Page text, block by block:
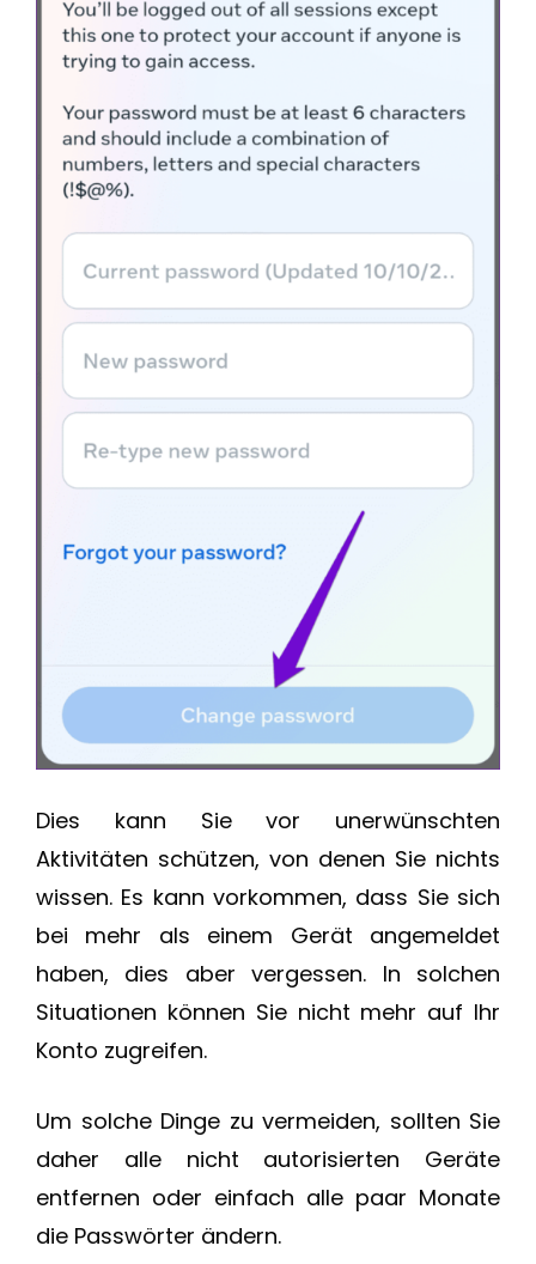
Dies kann Sie vor unerwünschten
Aktivitäten schützen, von denen Sie nichts
wissen. Es kann vorkommen, dass Sie sich
bei mehr als einem Gerät angemeldet
haben, dies aber vergessen. In solchen
Situationen können Sie nicht mehr auf Ihr
Konto zugreifen.
Um solche Dinge zu vermeiden, sollten Sie
daher alle nicht autorisierten Geräte
entfernen oder einfach alle paar Monate
die Passwörter ändern.